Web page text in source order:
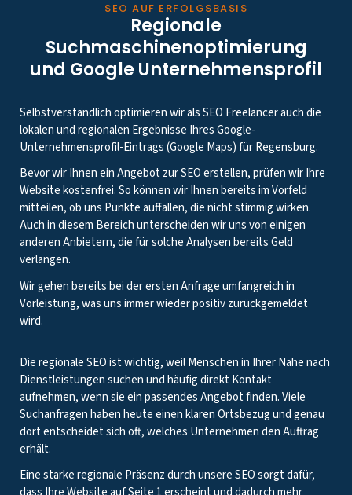
SEO AUF ERFOLGSBASIS
Regionale
Suchmaschinenoptimierung
und Google Unternehmensprofil
Selbstverständlich optimieren wir als SEO Freelancer auch die
lokalen und regionalen Ergebnisse Ihres Google-
Unternehmensprofil-Eintrags (Google Maps) für Regensburg.
Bevor wir Ihnen ein Angebot zur SEO erstellen, prüfen wir Ihre
Website kostenfrei. So können wir Ihnen bereits im Vorfeld
mitteilen, ob uns Punkte auffallen, die nicht stimmig wirken.
Auch in diesem Bereich unterscheiden wir uns von einigen
anderen Anbietern, die für solche Analysen bereits Geld
verlangen.
Wir gehen bereits bei der ersten Anfrage umfangreich in
Vorleistung, was uns immer wieder positiv zurückgemeldet
wird.
Die regionale SEO ist wichtig, weil Menschen in Ihrer Nähe nach
Dienstleistungen suchen und häufig direkt Kontakt
aufnehmen, wenn sie ein passendes Angebot finden. Viele
Suchanfragen haben heute einen klaren Ortsbezug und genau
dort entscheidet sich oft, welches Unternehmen den Auftrag
erhält.
Eine starke regionale Präsenz durch unsere SEO sorgt dafür,